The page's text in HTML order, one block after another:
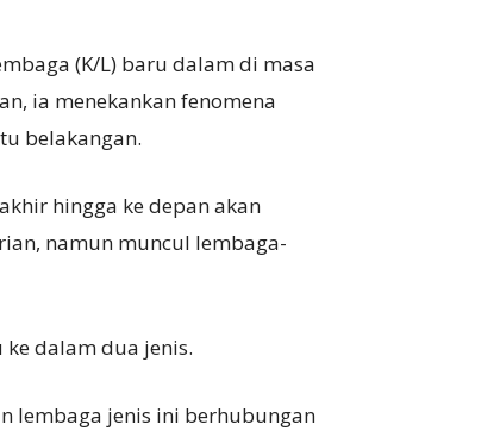
(K/L) baru dalam di masa
ia menekankan fenomena
belakangan.
hingga ke depan akan
namun muncul lembaga-
dalam dua jenis.
lembaga jenis ini berhubungan